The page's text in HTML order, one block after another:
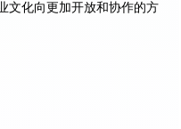
文化向更加开放和协作的方